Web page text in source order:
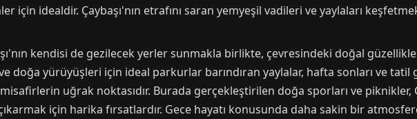
için idealdir. Çaybaşı'nın etrafını saran yemyeşil vadileri ve yaylaları
kendisi de gezilecek yerler sunmakla birlikte, çevresindeki doğal
doğa yürüyüşleri için ideal parkurlar barındıran yaylalar, hafta sonları ve
uğrak noktasıdır. Burada gerçekleştirilen doğa sporları ve piknikler,
için harika fırsatlardır. Gece hayatı konusunda daha sakin bir